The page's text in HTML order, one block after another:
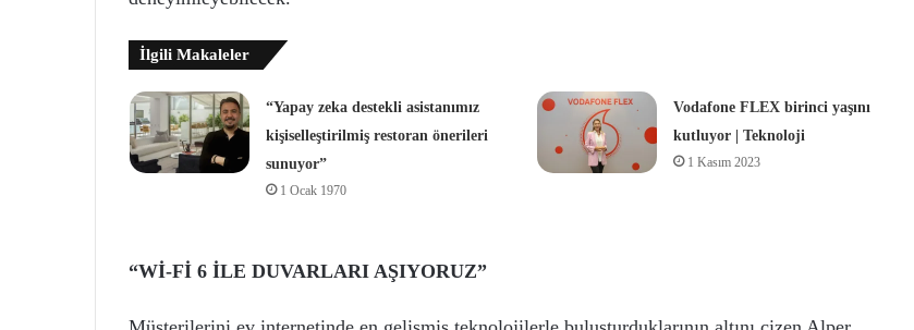
İlgili Makaleler
“Yapay zeka destekli asistanımız
kişiselleştirilmiş restoran önerileri
sunuyor”
1 Ocak 1970
Vodafone FLEX birinci yaşını
kutluyor | Teknoloji
1 Kasım 2023
“Wİ-Fİ 6 İLE DUVARLARI AŞIYORUZ”